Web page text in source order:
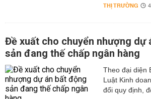
THỊ TRƯỜNG
Đề xuất cho chuyển nhượng dự
sản đang thế chấp ngân hàng
Theo đại diện
Luật Kinh
đổi quy định,